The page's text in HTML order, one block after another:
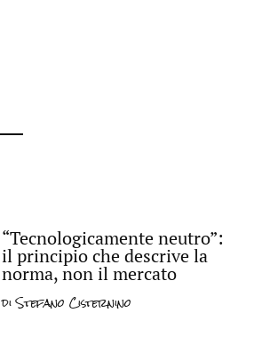
“Tecnologicamente neutro”:
il principio che descrive la
norma, non il mercato
diStefano Cisternino